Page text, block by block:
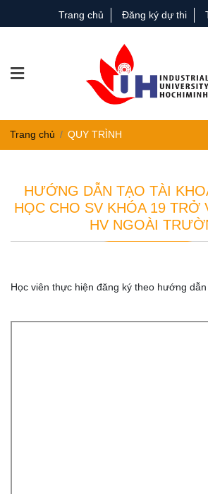
Trang chủ Đăng ký dự thi
Trang chủ QUY TRÌNH
HƯỚNG DẪN TẠO TÀI
HỌC CHO SV KHÓA 19 TRỞ
HV NGOÀI
Học viên thực hiện đăng ký theo hướng